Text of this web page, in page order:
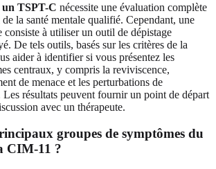
un TSPT-C nécessite une évaluation complète
la santé mentale qualifié. Cependant, une
consiste à utiliser un outil de dépistage
De tels outils, basés sur les critères de la
aider à identifier si vous présentez les
centraux, y compris la reviviscence,
de menace et les perturbations de
résultats peuvent fournir un point de départ
avec un thérapeute.
groupes de symptômes du
CIM-11 ?